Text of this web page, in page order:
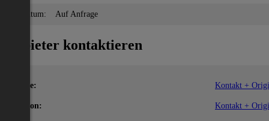
Eigentum: Auf Anfrage
Anbieter kontaktieren
Name: Kontakt +
Telefon: Kontakt +